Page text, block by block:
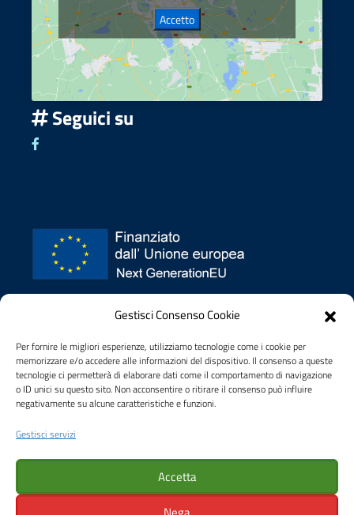
Gestisci Consenso Cookie
Per fornire le migliori esperienze, utilizziamo tecnologie come i cookie per
memorizzare e/o accedere alle informazioni del dispositivo. Il consenso a queste
tecnologie ci permetterà di elaborare dati come il comportamento di navigazione
o ID unici su questo sito. Non acconsentire o ritirare il consenso può influire
negativamente su alcune caratteristiche e funzioni.
Gestisci servizi
Accetta
Accetto
Seguici su
Dichiarazione di accessibilità
Note legali
sito web sviluppato da OGS Informatica